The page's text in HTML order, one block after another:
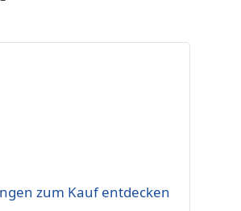
zum Kauf entdecken